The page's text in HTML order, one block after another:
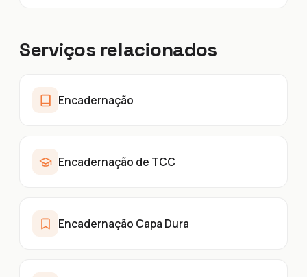
Serviços relacionados
Encadernação
Encadernação de TCC
Encadernação Capa Dura